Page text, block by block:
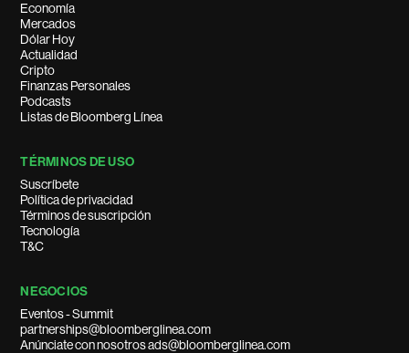
Economía
Mercados
Dólar Hoy
Actualidad
Cripto
Finanzas Personales
Podcasts
Listas de Bloomberg Línea
TÉRMINOS DE USO
Suscríbete
Política de privacidad
Términos de suscripción
Tecnología
T&C
NEGOCIOS
Eventos - Summit
partnerships@bloomberglinea.com
Anúnciate con nosotros ads@bloomberglinea.com